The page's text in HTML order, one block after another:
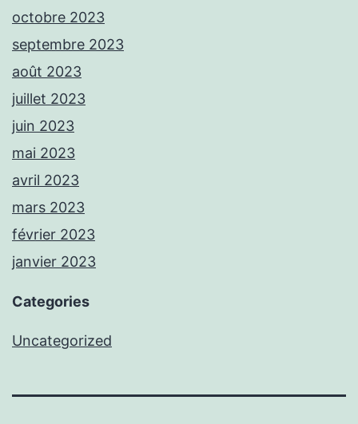
octobre 2023
septembre 2023
août 2023
juillet 2023
juin 2023
mai 2023
avril 2023
mars 2023
février 2023
janvier 2023
Categories
Uncategorized